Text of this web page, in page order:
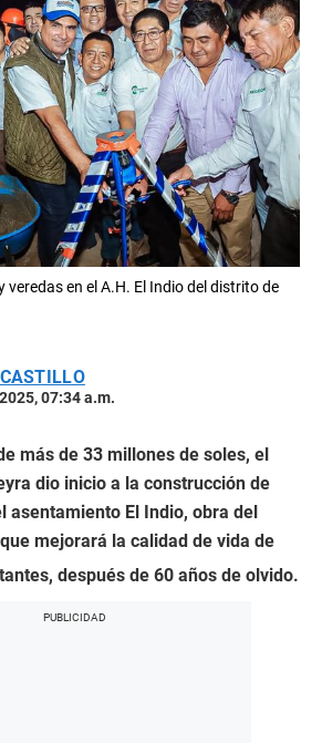
veredas en el A.H. El Indio del distrito de
07:34 a.m.
más de 33 millones de soles, el
dio inicio a la construcción de
asentamiento El Indio, obra del
que mejorará la calidad de vida de
después de 60 años de olvido.